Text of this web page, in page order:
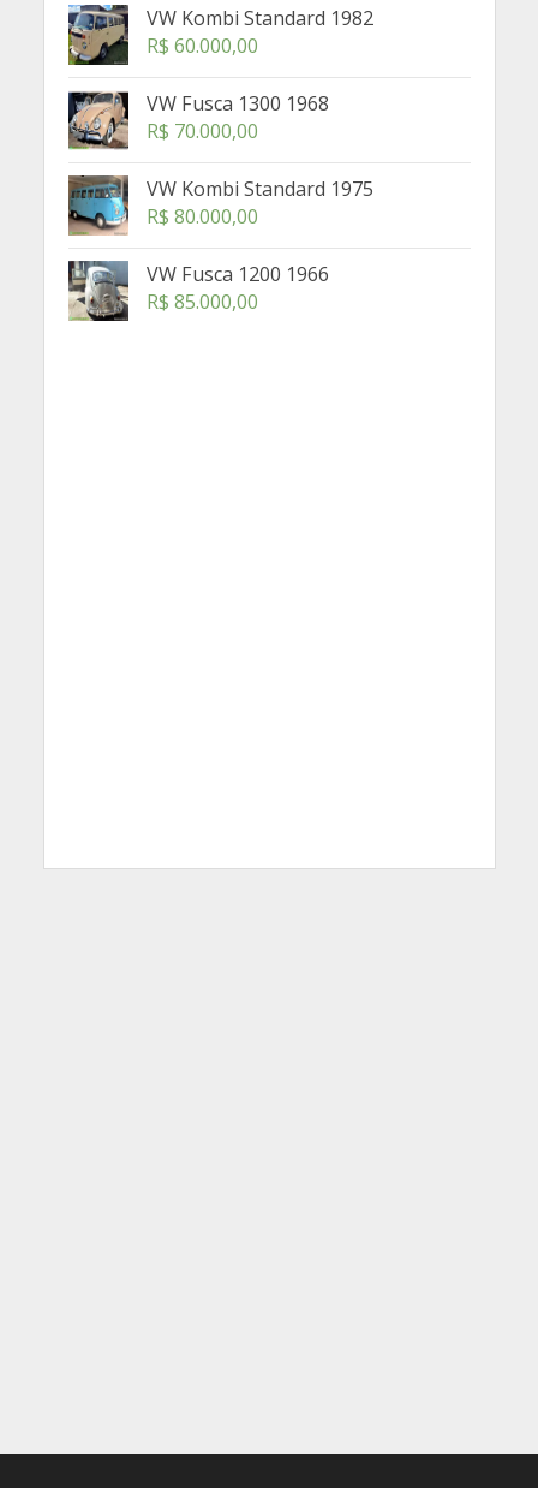
VW Kombi Standard 1982
R$ 60.000,00
VW Fusca 1300 1968
R$ 70.000,00
VW Kombi Standard 1975
R$ 80.000,00
VW Fusca 1200 1966
R$ 85.000,00